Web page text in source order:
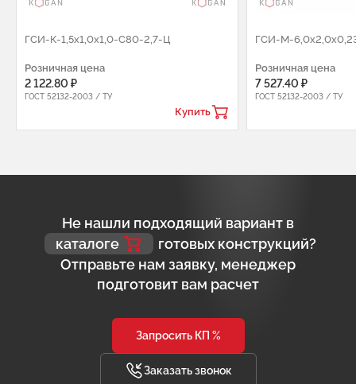
ГCИ-К-1,5х1,0х1,0-C80-2,7-Ц
Розничная цена
2 122.80 ₽
ГОСТ 52132-2003 / ТУ
Купить
ГСИ-М-
Розничная цена
7 527.40 ₽
ГОСТ 52132-2003 / ТУ
Не нашли подходящий вариант в
каталоге
готовых конструкций?
Отправьте нам заявку, менеджер
подготовит вам расчет
Запросить КП %
Заказать звонок